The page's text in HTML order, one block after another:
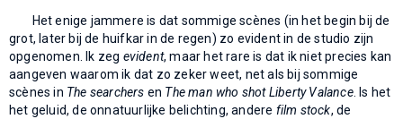
Het enige jammere is dat sommige scènes (in het begin bij de
grot, later bij de huifkar in de regen) zo evident in de studio zijn
opgenomen. Ik zeg evident, maar het rare is dat ik niet precies kan
aangeven waarom ik dat zo zeker weet, net als bij sommige
scènes in The searchers en The man who shot Liberty Valance. Is het
het geluid, de onnatuurlijke belichting, andere film stock, de